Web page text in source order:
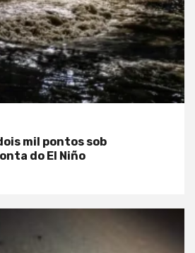
mil pontos sob
do El Niño